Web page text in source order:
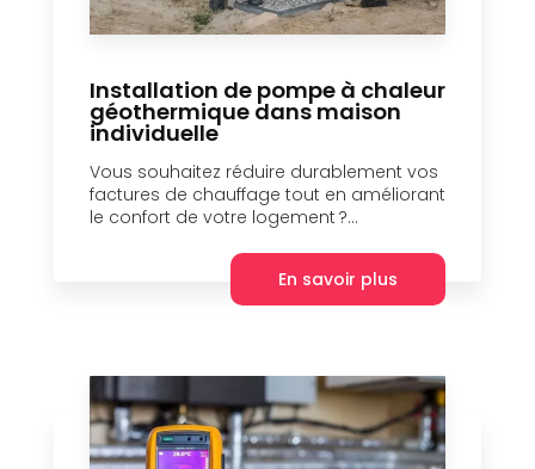
Installation de pompe à chaleur
géothermique dans maison
individuelle
Vous souhaitez réduire durablement vos
factures de chauffage tout en améliorant
le confort de votre logement ?...
En savoir plus